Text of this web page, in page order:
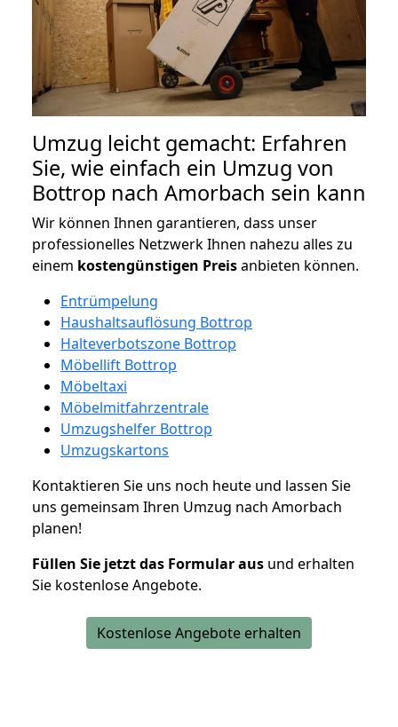
Umzug leicht gemacht: Erfahren
Sie, wie einfach ein Umzug von
Bottrop nach Amorbach sein kann
Wir können Ihnen garantieren, dass unser
professionelles Netzwerk Ihnen nahezu alles zu
einem kostengünstigen Preisanbieten können.
Entrümpelung
Haushaltsauflösung Bottrop
Halteverbotszone Bottrop
Möbellift Bottrop
Möbeltaxi
Möbelmitfahrzentrale
Umzugshelfer Bottrop
Umzugskartons
Kontaktieren Sie uns noch heute und lassen Sie
uns gemeinsam Ihren Umzug nach Amorbach
planen!
Füllen Sie jetzt das Formular aus und erhalten
Sie kostenlose Angebote.
Kostenlose Angebote erhalten